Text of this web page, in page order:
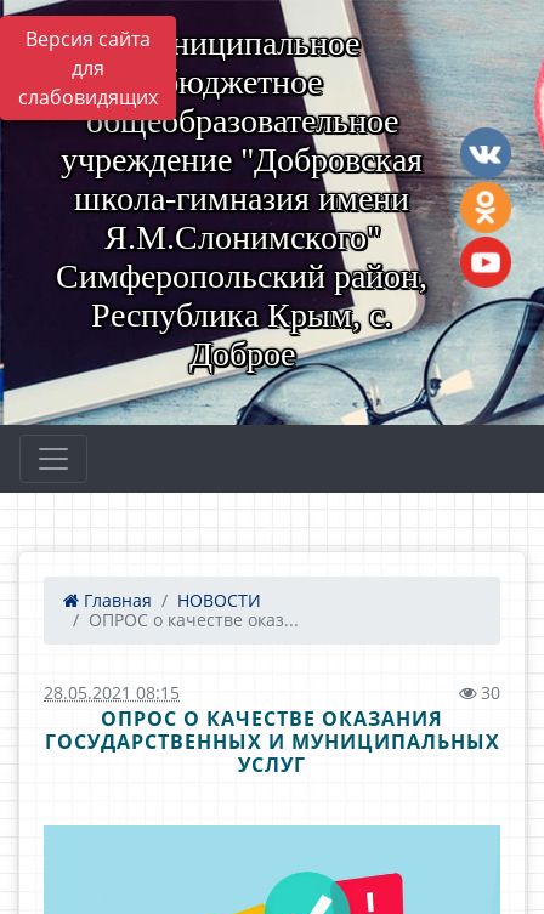
Версия сайта
для
слабовидящих
Муниципальное
бюджетное
общеобразовательное
учреждение "Добровская
школа-гимназия имени
Я.М.Слонимского"
Симферопольский район,
Республика Крым, с.
Доброе
Главная
НОВОСТИ
ОПРОС о качестве оказ...
28.05.2021 08:15 30
ОПРОС О КАЧЕСТВЕ ОКАЗАНИЯ
ГОСУДАРСТВЕННЫХ И МУНИЦИПАЛЬНЫХ
УСЛУГ